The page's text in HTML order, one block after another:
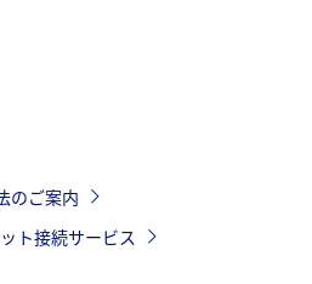
のご案内
ト接続サービス